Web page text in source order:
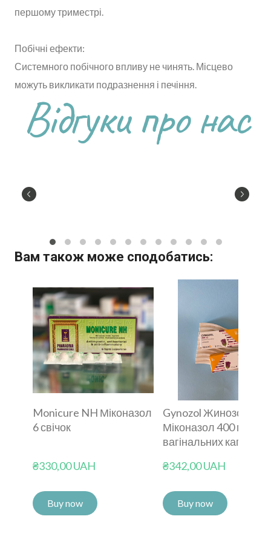
першому триместрі.
Побічні ефекти:
Системного побічного впливу не чинять. Місцево
можуть викликати подразнення і печіння.
Відгуки про нас
Вам також може сподобатись:
Monicure NH Міконазол
6 свічок
₴330,00 UAH
Buy now
Gynozol Жинозол
Міконазол 400 мл 3
вагінальних капсул
₴342,00 UAH
Buy now